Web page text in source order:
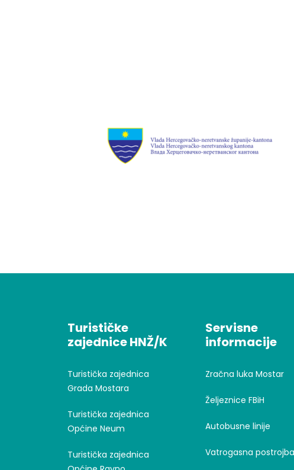
Turističke
zajednice HNŽ/K
Turistička zajednica
Grada Mostara
Turistička zajednica
Općine Neum
Turistička zajednica
Servisne
informacije
Zračna luka Mostar
Željeznice FBiH
Autobusne linije
Vatrogasna postrojba